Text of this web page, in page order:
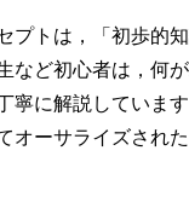
トは，「初歩的
など初心者は，何
寧に解説しています
ーサライズされ